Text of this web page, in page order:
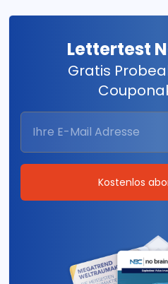
Lettertest
Gratis
Kostenlos